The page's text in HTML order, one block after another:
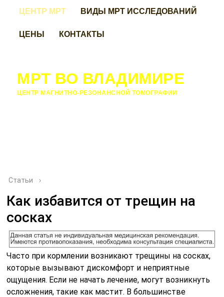
ЦЕНТР МРТ
ВИДЫ МРТ ИССЛЕДОВАНИЙ
ЦЕНЫ
КОНТАКТЫ
МРТ ВО ВЛАДИМИРЕ
ЦЕНТР МАГНИТНО-РЕЗОНАНСНОЙ ТОМОГРАФИИ
Статьи ›
Как избавится от трещин на
сосках
Часто при кормлении возникают трещины на сосках,
которые вызывают дискомфорт и неприятные
ощущения. Если не начать лечение, могут возникнуть
осложнения, такие как мастит. В большинстве